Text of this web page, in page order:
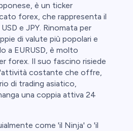
è un ticker
forex, che rappresenta il
e JPY. Rinomata per
di valute più popolari e
a EURUSD, è molto
forex. Il suo fascino risiede
costante che offre,
di trading asiatico,
una coppia attiva 24
come 'il Ninja' o 'il